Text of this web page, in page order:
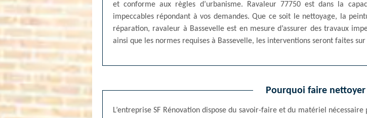
et conforme aux règles d’urbanisme. Ravaleur 77750 est dans la
impeccables répondant à vos demandes. Que ce soit le nettoyage, la
réparation, ravaleur à Bassevelle est en mesure d’assurer des travaux
ainsi que les normes requises à Bassevelle, les interventions seront faites
Pourquoi faire nettoyer
L’entreprise SF Rénovation dispose du savoir-faire et du matériel